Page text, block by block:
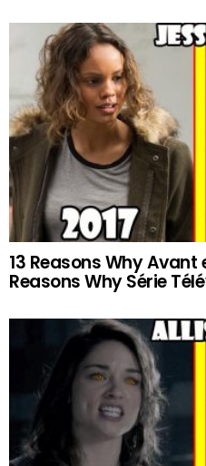
13 Reasons Why Avant
Reasons Why Série